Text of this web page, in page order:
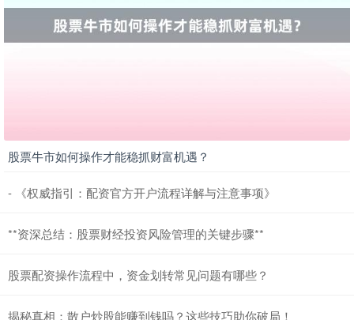
北证50 1122.88 +3.42 +0.30%
股票牛市如何操作才能稳抓财富机遇？
- 《权威指引：配资官方开户流程详解与注意事项》
**资深总结：股票财经投资风险管理的关键步骤**
股票配资操作流程中，资金划转常见问题有哪些？
揭秘真相：散户炒股能赚到钱吗？这些技巧助你破局！